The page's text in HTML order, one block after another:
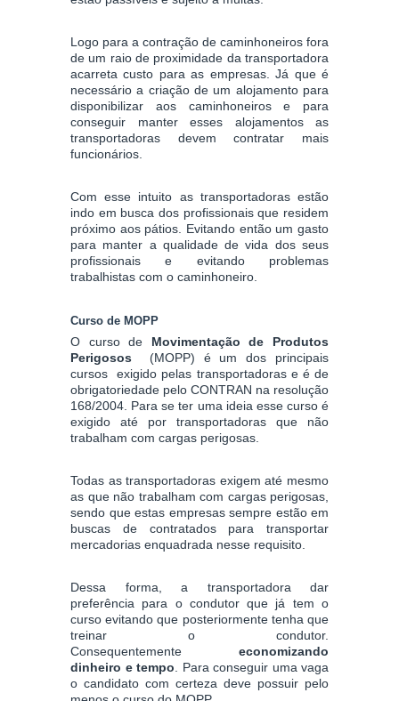
Logo para a contração de caminhoneiros fora
de um raio de proximidade da transportadora
acarreta custo para as empresas. Já que é
necessário a criação de um alojamento para
disponibilizar aos caminhoneiros e para
conseguir manter esses alojamentos as
transportadoras devem contratar mais
funcionários.
Com esse intuito as transportadoras estão
indo em busca dos profissionais que residem
próximo aos pátios. Evitando então um gasto
para manter a qualidade de vida dos seus
profissionais e evitando problemas
trabalhistas com o caminhoneiro.
Curso de MOPP
O curso de Movimentação de Produtos
Perigosos (MOPP) é um dos principais
cursos exigido pelas transportadoras e é de
obrigatoriedade pelo CONTRAN na resolução
168/2004. Para se ter uma ideia esse curso é
exigido até por transportadoras que não
trabalham com cargas perigosas.
Todas as transportadoras exigem até mesmo
as que não trabalham com cargas perigosas,
sendo que estas empresas sempre estão em
buscas de contratados para transportar
mercadorias enquadrada nesse requisito.
Dessa forma, a transportadora dar
preferência para o condutor que já tem o
curso evitando que posteriormente tenha que
treinar o condutor.
Consequentemente economizando
dinheiro e tempo . Para conseguir uma vaga
o candidato com certeza deve possuir pelo